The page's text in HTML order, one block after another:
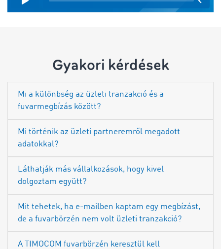
Gyakori kérdések
Mi a különbség az üzleti tranzakció és a
fuvarmegbízás között?
Mi történik az üzleti partneremről megadott
adatokkal?
Láthatják más vállalkozások, hogy kivel
dolgoztam együtt?
Mit tehetek, ha e-mailben kaptam egy megbízást,
de a fuvarbörzén nem volt üzleti tranzakció?
A TIMOCOM fuvarbörzén keresztül kell